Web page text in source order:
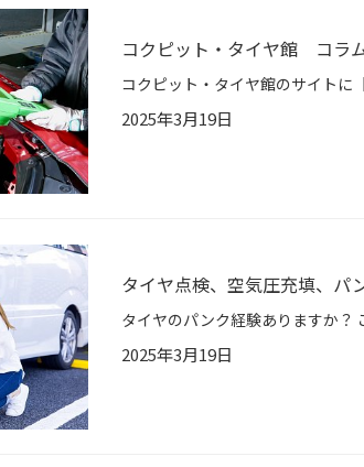
コクピット・タイヤ館 コラ
2025年3月19日
タイヤ点検、空気圧充填、パ
2025年3月19日